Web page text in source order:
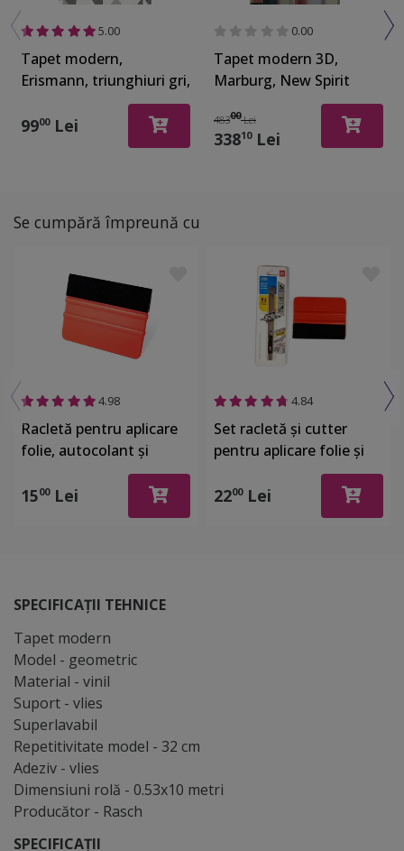
5.00
Tapet modern,
Erismann, triunghiuri gri,
Novara 1011934
9900Lei
0.00
Tapet modern 3D,
Marburg, New Spirit
32753, 212x270 cm
48300Lei
33810Lei
Se cumpără împreună cu
4.98
Racletă pentru aplicare
folie, autocolant şi
stickere, din plastic cu o
latură cu pâslă
1500Lei
4.84
Set racletă şi cutter
pentru aplicare folie şi
2200Lei
SPECIFICAȚII TEHNICE
Tapet modern
Model - geometric
Material - vinil
Suport - vlies
Superlavabil
Repetitivitate model - 32 cm
Adeziv - vlies
Dimensiuni rolă - 0.53x10 metri
Producător - Rasch
SPECIFICAȚII